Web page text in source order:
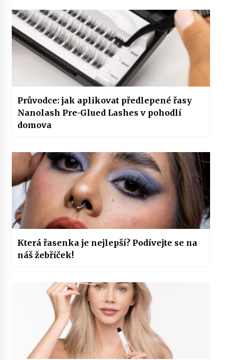
Průvodce: jak aplikovat předlepené řasy
Nanolash Pre-Glued Lashes v pohodlí
domova
Která řasenka je nejlepší? Podívejte se na
náš žebříček!